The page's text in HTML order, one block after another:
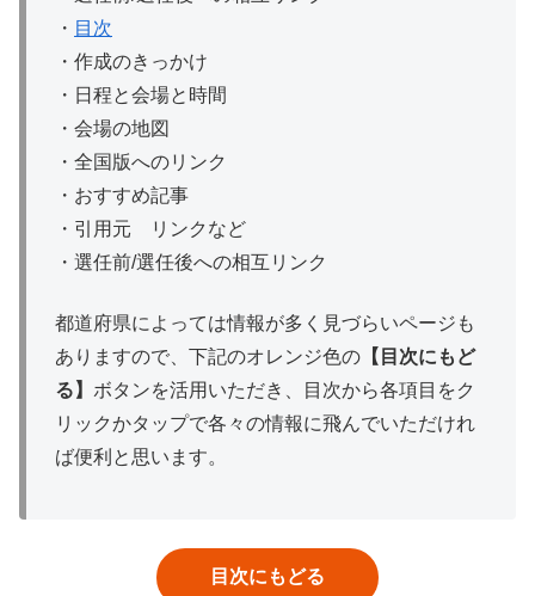
・ 目次
・作成のきっかけ
・日程と会場と時間
・会場の地図
・全国版へのリンク
・おすすめ記事
・引用元 リンクなど
・選任前/選任後への相互リンク
都道府県によっては情報が多く見づらいページも
ありますので、下記のオレンジ色の 【目次にもど
る】 ボタンを活用いただき、目次から各項目をク
リックかタップで各々の情報に飛んでいただけれ
ば便利と思います。
目次にもどる